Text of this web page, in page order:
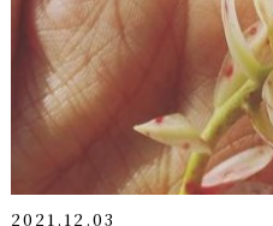
2021.12.03